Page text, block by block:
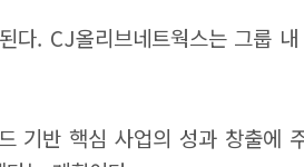
다. CJ올리브네트웍스는 그룹
기반 핵심 사업의 성과 창출